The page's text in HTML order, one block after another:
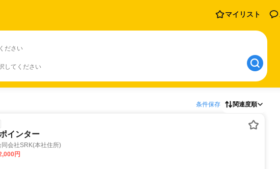
マイリスト
ださい
してください
条件保存 関連度順
インター
会社SRK(本社住所)
円